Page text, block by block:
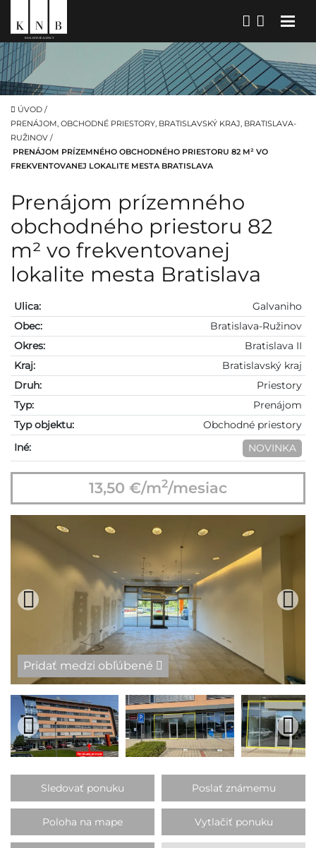
ÚVOD /
PRENÁJOM, OBCHODNÉ PRIESTORY, BRATISLAVSKÝ KRAJ, BRATISLAVA-
RUŽINOV /
PRENÁJOM PRÍZEMNÉHO OBCHODNÉHO PRIESTORU 82 M² VO
FREKVENTOVANEJ LOKALITE MESTA BRATISLAVA
Prenájom prízemného
obchodného priestoru 82
m² vo frekventovanej
lokalite mesta Bratislava
Ulica:
Galvaniho
Obec:
Bratislava-Ružinov
Okres:
Bratislava II
Kraj:
Bratislavský kraj
Druh:
Priestory
Typ:
Prenájom
Typ objektu:
Obchodné priestory
Iné:
NOVINKA
13,50 €/m2/mesiac
Pridať medzi obľúbené
Sledovať ponuku Poslať známemu
Poloha na mape Vytlačiť ponuku